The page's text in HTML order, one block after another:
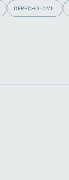
DERECHO CIVIL